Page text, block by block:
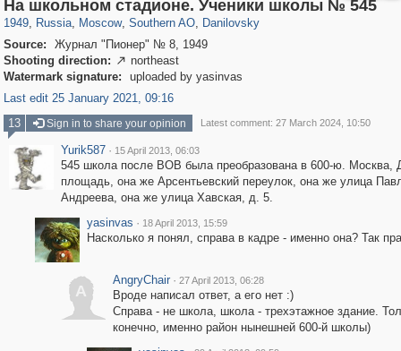
На школьном стадионе. Ученики школы № 545
1949, Russia, Moscow, Southern AO, Danilovsky
Source:
Журнал "Пионер" № 8, 1949
Shooting direction:  northeast
Watermark signature:
uploaded by yasinvas
Last edit 25 January 2021, 09:16
13
Sign in to share your opinion Latest comment: 27 March 2024, 10:50
Yurik587 · 15 April 2013, 06:03
545 школа после ВОВ была преобразована в 600-ю. Москва,
площадь, она же Арсентьевский переулок, она же улица
Андреева, она же улица Хавская, д. 5.
yasinvas · 18 April 2013, 15:59
Насколько я понял, справа в кадре - именно она? Так
A
AngryChair · 27 April 2013, 06:28
Вроде написал ответ, а его нет :)
Справа - не школа, школа - трехэтажное здание.
конечно, именно район нынешней 600-й школы)